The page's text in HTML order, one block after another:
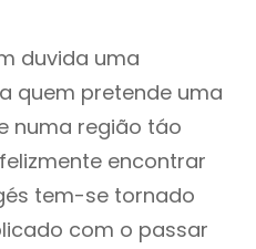
duvida uma
quem pretende uma
numa região táo
encontrar
tem-se tornado
com o passar